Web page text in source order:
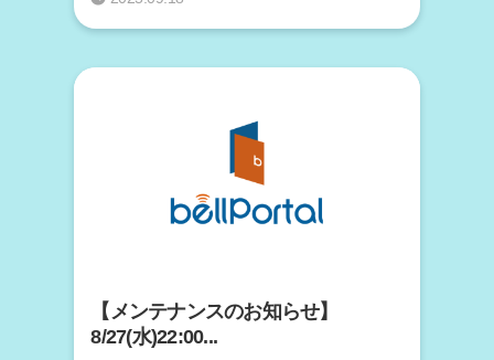
【メンテナンスのお知らせ】
8/27(水)22:00...